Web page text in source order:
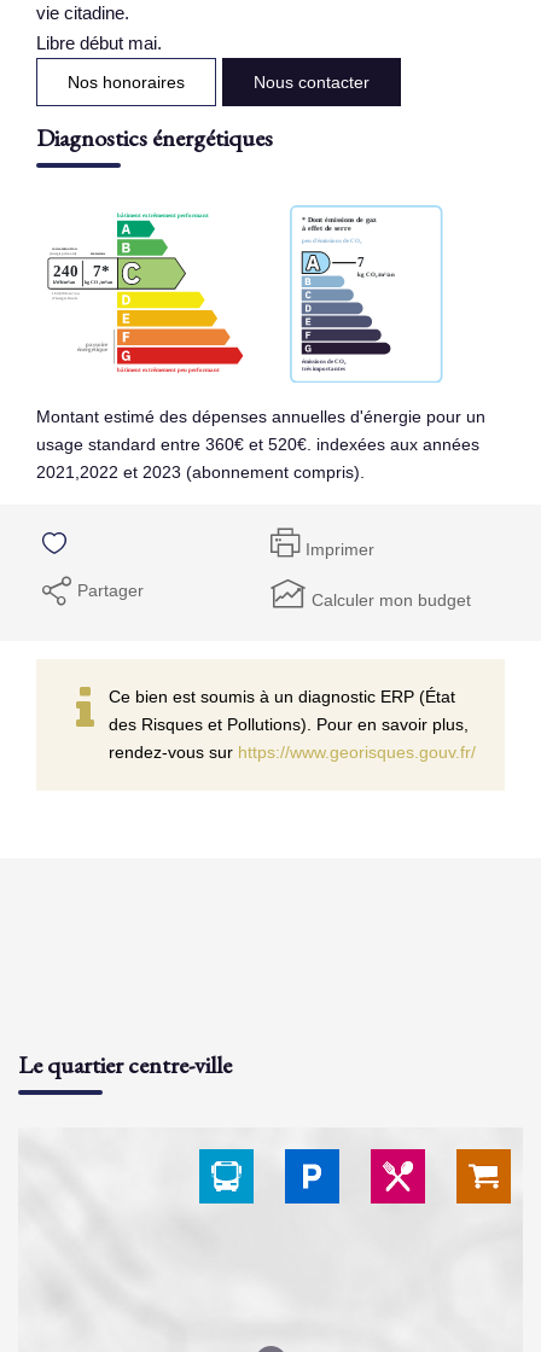
vie citadine.
Libre début mai.
Nos honoraires Nous contacter
Diagnostics énergétiques
Montant estimé des dépenses annuelles d'énergie pour un
usage standard entre 360€ et 520€. indexées aux années
2021,2022 et 2023 (abonnement compris).
Imprimer
Partager Calculer mon budget
Ce bien est soumis à un diagnostic ERP (État
des Risques et Pollutions). Pour en savoir plus,
rendez-vous sur https://www.georisques.gouv.fr/
Le quartier centre-ville